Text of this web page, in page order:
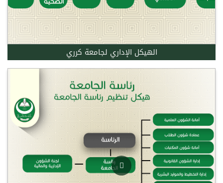
الهيكل الإداري لجامعة كرري